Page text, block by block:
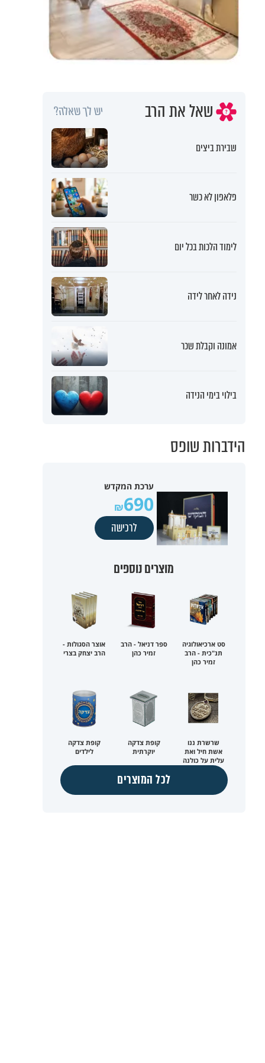
שאל את הרב יש לך שאלה?
שבירת ביצים
פלאפון לא כשר
לימוד הלכות בכל יום
נידה לאחר לידה
אמונה וקבלת שכר
בילוי בימי הנידה
הידברות שופס
ערכת המקדש
690
לרכישה
מוצרים נוספים
סט ארכיאולוגיה
תנ"כית - הרב
זמיר כהן
ספר דניאל - הרב
זמיר כהן
אוצר הסגולות -
הרב יצחק בצרי
שרשרת ננו
אשת חיל ואת
עלית על כולנה
קופת צדקה
יוקרתית
קופת צדקה
לילדים
לכל המוצרים